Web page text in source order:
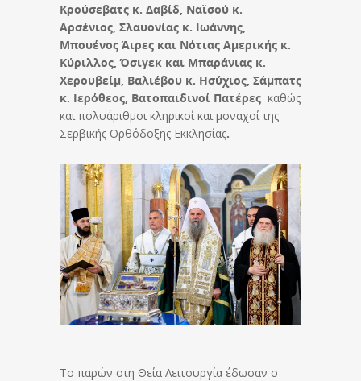
Κρούσεβατς κ. Δαβίδ, Ναϊσού κ.
Αρσένιος, Σλαυονίας κ. Ιωάννης,
Μπουένος Άιρες και Νότιας Αμερικής κ.
Κύριλλος, Όσιγεκ και Μπαράνιας κ.
Χερουβείμ, Βαλιέβου κ. Ησύχιος, Σάμπατς
κ. Ιερόθεος, Βατοπαιδινοί Πατέρες καθώς
και πολυάριθμοι κληρικοί και μοναχοί της
Σερβικής Ορθόδοξης Εκκλησίας.
Το παρών στη Θεία Λειτουργία έδωσαν ο